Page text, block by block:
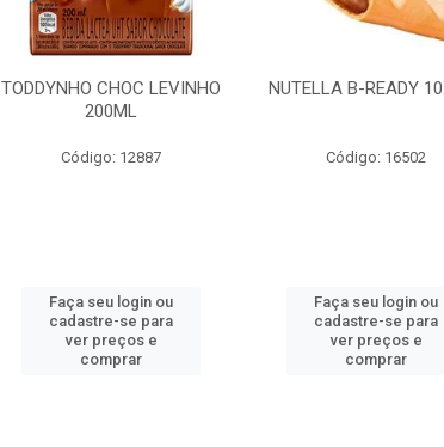
TODDYNHO CHOC LEVINHO
200ML
Código: 12887
Faça seu login ou
cadastre-se para
ver preços e
comprar
NUTELLA B-READY
Código: 16502
Faça seu login ou
cadastre-se para
ver preços e
comprar